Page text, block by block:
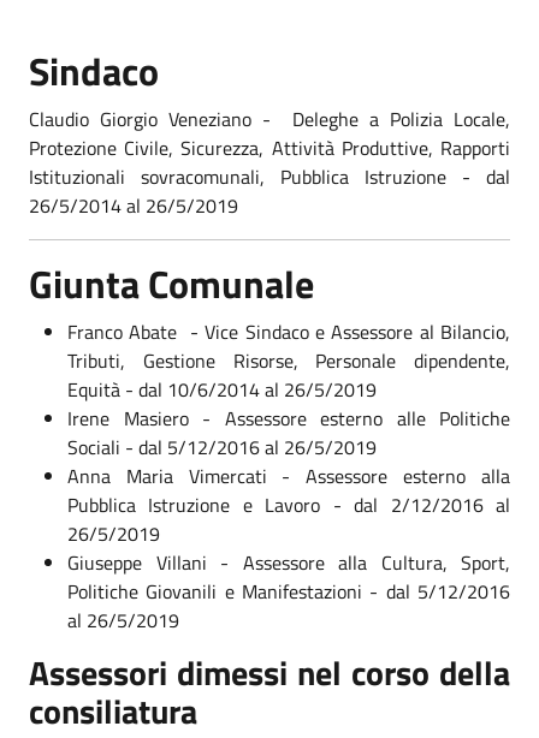
Sindaco
Claudio Giorgio Veneziano - Deleghe a Polizia Locale,
Protezione Civile, Sicurezza, Attività Produttive, Rapporti
Istituzionali sovracomunali, Pubblica Istruzione - dal
26/5/2014 al 26/5/2019
Giunta Comunale
Franco Abate - Vice Sindaco e Assessore al Bilancio,
Tributi, Gestione Risorse, Personale dipendente,
Equità - dal 10/6/2014 al 26/5/2019
Irene Masiero - Assessore esterno alle Politiche
Sociali - dal 5/12/2016 al 26/5/2019
Anna Maria Vimercati - Assessore esterno alla
Pubblica Istruzione e Lavoro - dal 2/12/2016 al
26/5/2019
Giuseppe Villani - Assessore alla Cultura, Sport,
Politiche Giovanili e Manifestazioni - dal 5/12/2016
al 26/5/2019
Assessori dimessi nel corso della
consiliatura